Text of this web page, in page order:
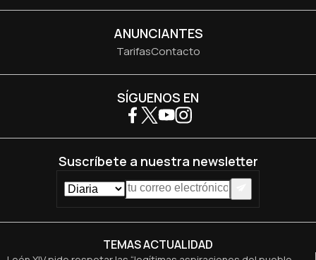
ANUNCIANTES
TarifasContacto
TEMAS ACTUALIDAD
SÍGUENOS EN
Suscríbete a nuestra newsletter